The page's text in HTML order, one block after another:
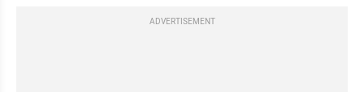
ADVERTISEMENT